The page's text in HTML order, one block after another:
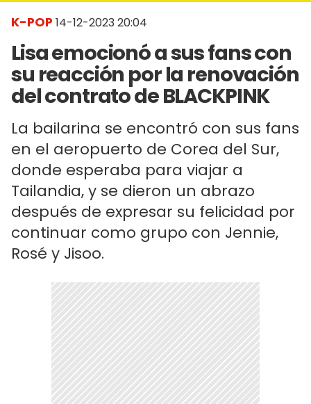
K-POP 14-12-2023 20:04
Lisa emocionó a sus fans con
su reacción por la renovación
del contrato de BLACKPINK
La bailarina se encontró con sus fans
en el aeropuerto de Corea del Sur,
donde esperaba para viajar a
Tailandia, y se dieron un abrazo
después de expresar su felicidad por
continuar como grupo con Jennie,
Rosé y Jisoo.